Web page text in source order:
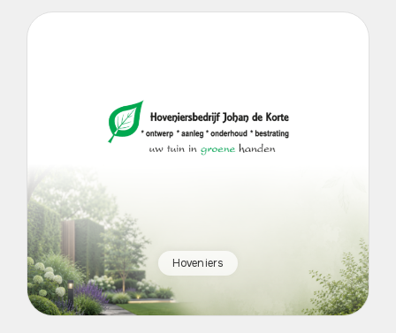
Hoveniers